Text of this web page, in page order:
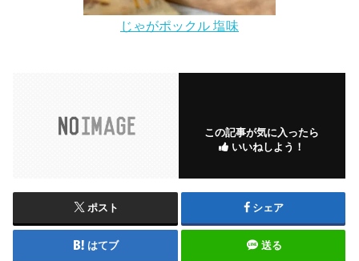
じゃがポックル 塩味
この記事が気に入ったら
いいねしよう！
ポスト シェア
はてブ 送る